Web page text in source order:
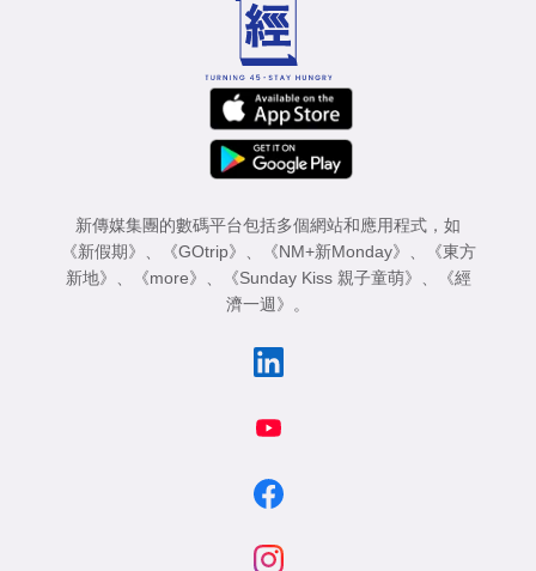
新傳媒集團的數碼平台包括多個網站和應用程式，如
《新假期》
《GOtrip》 《NM+新Monday》
《東方
新地》
《more》 《Sunday Kiss 親子童萌》
《經
濟一週》
。